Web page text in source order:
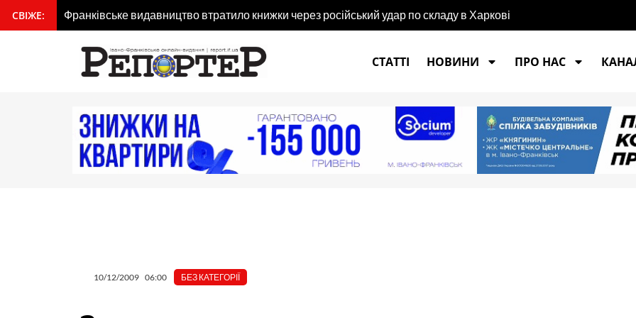
вмісту
СВІЖЕ: Франківське видавництво втратило книжки через російський удар по складу в Харкові
СТАТТІ
НОВИНИ ПРО НАС
10/12/2009 06:00 БЕЗ КАТЕГОРІЇ